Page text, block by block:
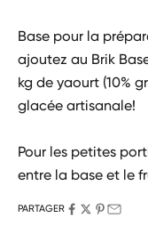
Base pour la
ajoutez au Brik
kg de yaourt (10%
glacée artisanale!
Pour les petites
entre la base et le
PARTAGER